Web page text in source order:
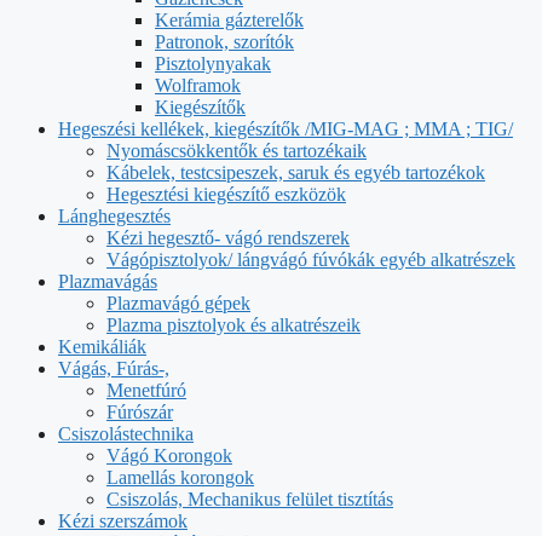
Kerámia gázterelők
Patronok, szorítók
Pisztolynyakak
Wolframok
Kiegészítők
Hegeszési kellékek, kiegészítők /MIG-MAG ; MMA ; TIG/
Nyomáscsökkentők és tartozékaik
Kábelek, testcsipeszek, saruk és egyéb tartozékok
Hegesztési kiegészítő eszközök
Lánghegesztés
Kézi hegesztő- vágó rendszerek
Vágópisztolyok/ lángvágó fúvókák egyéb alkatrészek
Plazmavágás
Plazmavágó gépek
Plazma pisztolyok és alkatrészeik
Kemikáliák
Vágás, Fúrás-,
Menetfúró
Fúrószár
Csiszolástechnika
Vágó Korongok
Lamellás korongok
Csiszolás, Mechanikus felület tisztítás
Kézi szerszámok